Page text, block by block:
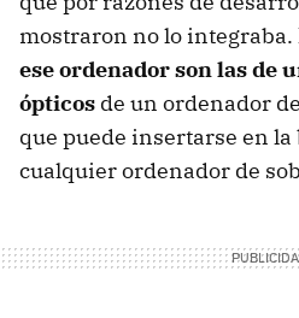
mostraron no lo integraba.
ese ordenador son las de
ópticos de un ordenador
que puede insertarse en la
cualquier ordenador de